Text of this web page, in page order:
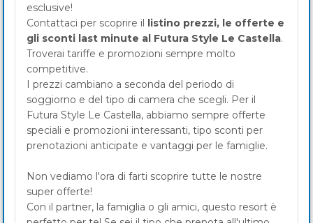
esclusive!
Contattaci per scoprire il listino prezzi, le offerte e
gli sconti last minute al Futura Style Le Castella.
Troverai tariffe e promozioni sempre molto
competitive.
I prezzi cambiano a seconda del periodo di
soggiorno e del tipo di camera che scegli. Per il
Futura Style Le Castella, abbiamo sempre offerte
speciali e promozioni interessanti, tipo sconti per
prenotazioni anticipate e vantaggi per le famiglie.
Non vediamo l'ora di farti scoprire tutte le nostre
super offerte!
Con il partner, la famiglia o gli amici, questo resort è